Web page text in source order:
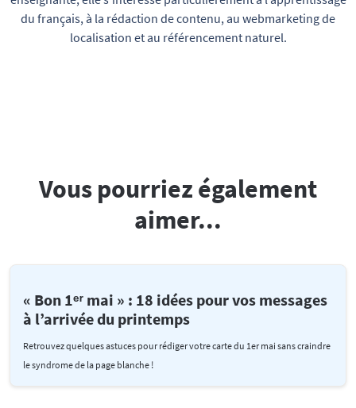
du français, à la rédaction de contenu, au webmarketing de
localisation et au référencement naturel.
Vous pourriez également
aimer...
« Bon 1ᵉʳ mai » : 18 idées pour vos messages
à l’arrivée du printemps
Retrouvez quelques astuces pour rédiger votre carte du 1er mai sans craindre
le syndrome de la page blanche !